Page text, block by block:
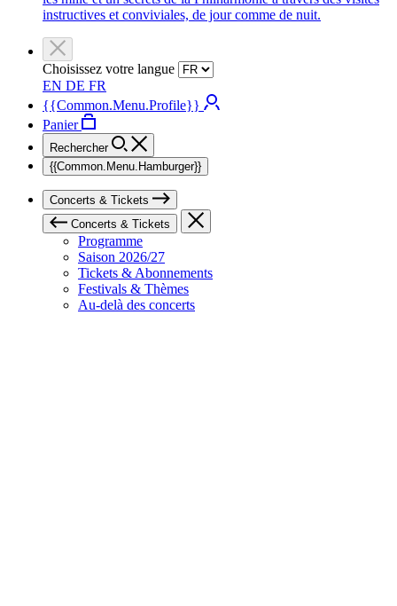
instructives et conviviales, de jour comme de nuit.
Choisissez votre langue
EN DE FR
{{Common.Menu.Profile}}
Panier
Rechercher
{{Common.Menu.Hamburger}}
Concerts & Tickets
Concerts & Tickets
Programme
Saison 2026/27
Tickets & Abonnements
Festivals & Thèmes
Au-delà des concerts